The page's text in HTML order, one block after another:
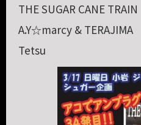
THE SUGAR CANE TRAIN
A.Y☆marcy & TERAJIMA
Tetsu